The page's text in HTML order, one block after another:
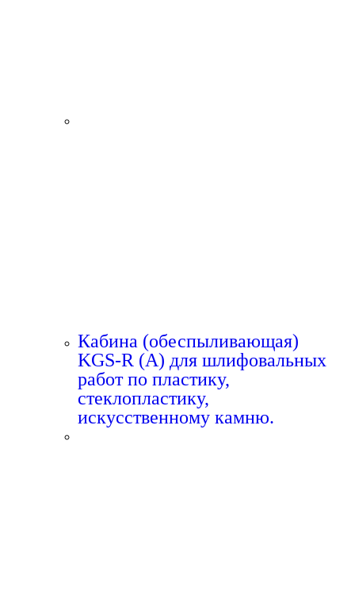
Кабина (обеспыливающая)
KGS-R (A) для шлифовальных
работ по пластику,
стеклопластику,
искусственному камню.